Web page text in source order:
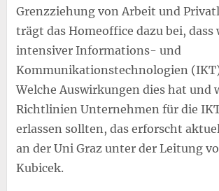
Grenzziehung von Arbeit und
trägt das Homeoffice dazu bei, dass
intensiver Informations- und
Kommunikationstechnologien
Welche Auswirkungen dies hat und
Richtlinien Unternehmen für die
erlassen sollten, das erforscht
an der Uni Graz unter der Leitung
Kubicek.